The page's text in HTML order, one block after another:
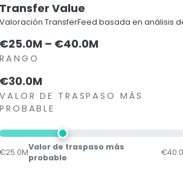
Transfer Value
Valoración TransferFeed basada en análisis
€25.0M – €40.0M
RANGO
€30.0M
VALOR DE TRASPASO MÁS
PROBABLE
€25.0M
Valor de traspaso más
probable